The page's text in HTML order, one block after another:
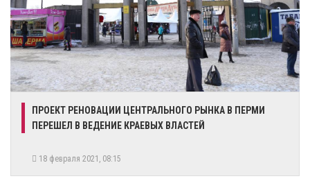
ПРОЕКТ РЕНОВАЦИИ ЦЕНТРАЛЬНОГО РЫНКА В ПЕРМИ
ПЕРЕШЕЛ В ВЕДЕНИЕ КРАЕВЫХ ВЛАСТЕЙ
18 февраля 2021, 08:15